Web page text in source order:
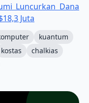
Luncurkan Dana
Juta
kuantum
kostas
chalkias